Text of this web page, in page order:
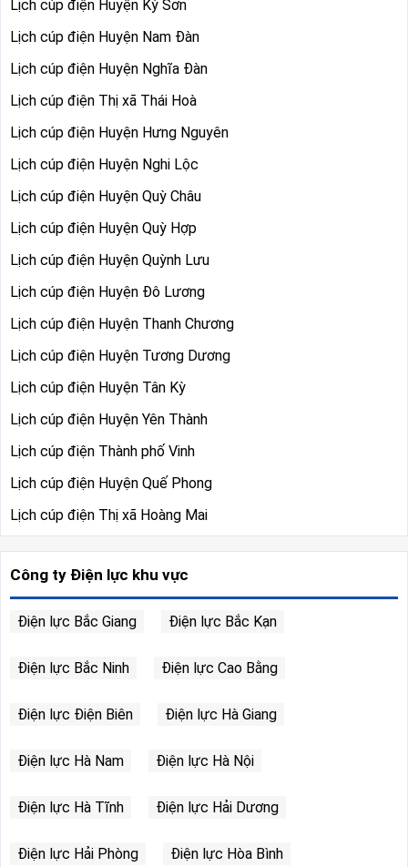
Lịch cúp điện Huyện Kỳ Sơn
Lịch cúp điện Huyện Nam Đàn
Lịch cúp điện Huyện Nghĩa Đàn
Lịch cúp điện Thị xã Thái Hoà
Lịch cúp điện Huyện Hưng Nguyên
Lịch cúp điện Huyện Nghi Lộc
Lịch cúp điện Huyện Quỳ Châu
Lịch cúp điện Huyện Quỳ Hợp
Lịch cúp điện Huyện Quỳnh Lưu
Lịch cúp điện Huyện Đô Lương
Lịch cúp điện Huyện Thanh Chương
Lịch cúp điện Huyện Tương Dương
Lịch cúp điện Huyện Tân Kỳ
Lịch cúp điện Huyện Yên Thành
Lịch cúp điện Thành phố Vinh
Lịch cúp điện Huyện Quế Phong
Lịch cúp điện Thị xã Hoàng Mai
Công ty Điện lực khu vực
Điện lực Bắc Giang Điện lực Bắc Kạn
Điện lực Bắc Ninh Điện lực Cao Bằng
Điện lực Điện Biên Điện lực Hà Giang
Điện lực Hà Nam Điện lực Hà Nội
Điện lực Hà Tĩnh Điện lực Hải Dương
Điện lực Hải Phòng Điện lực Hòa Bình